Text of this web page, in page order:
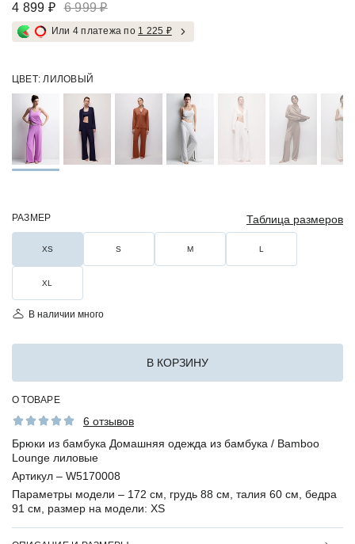
4 899 ₽
6 999 ₽
Или 4 платежа по 1 225 ₽
ЦВЕТ:ЛИЛОВЫЙ
РАЗМЕР Таблица размеров
XS S M L
XL
В наличии много
В КОРЗИНУ
О ТОВАРЕ
6 отзывов
Брюки из бамбука Домашняя одежда из бамбука / Bamboo
Lounge лиловые
Артикул – W5170008
Параметры модели – 172 см, грудь 88 см, талия 60 см, бедра
91 см, размер на модели: XS